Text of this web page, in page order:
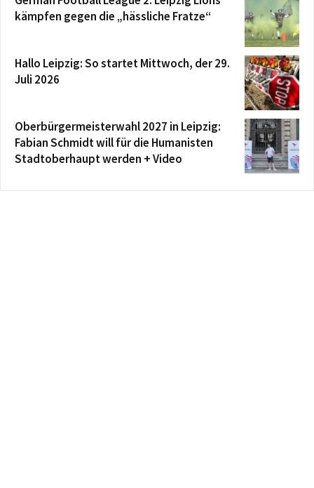
kämpfen gegen die „hässliche Fratze“
Hallo Leipzig: So startet Mittwoch, der 29.
Juli 2026
Oberbürgermeisterwahl 2027 in Leipzig:
Fabian Schmidt will für die Humanisten
Stadtoberhaupt werden + Video